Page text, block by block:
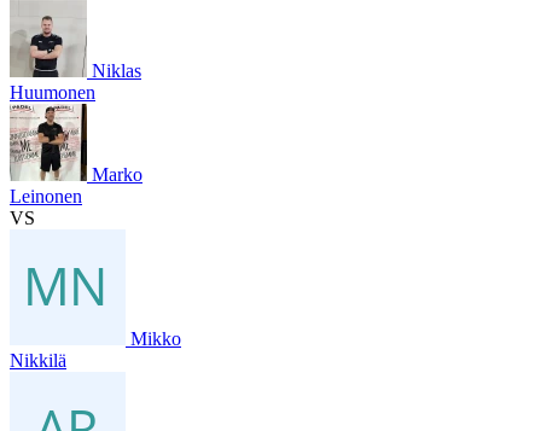
Niklas
Huumonen
Marko
Leinonen
VS
Mikko
Nikkilä